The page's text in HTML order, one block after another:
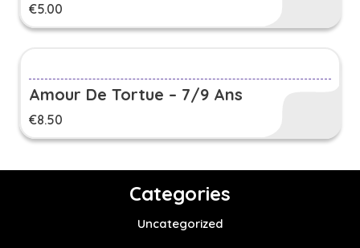
€5.00
Amour De Tortue – 7/9 Ans
€8.50
Categories
Uncategorized